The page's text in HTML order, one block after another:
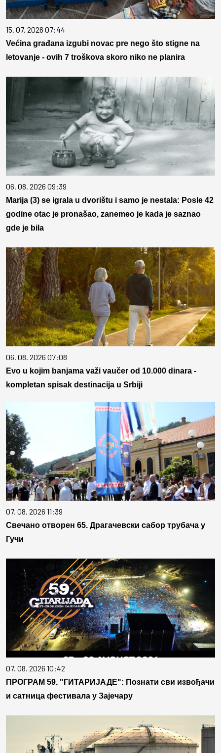
15. 07. 2026 07:44
Većina građana izgubi novac pre nego što stigne na
letovanje - ovih 7 troškova skoro niko ne planira
06. 08. 2026 09:39
Marija (3) se igrala u dvorištu i samo je nestala: Posle 42
godine otac je pronašao, zanemeo je kada je saznao
gde je bila
06. 08. 2026 07:08
Evo u kojim banjama važi vaučer od 10.000 dinara -
kompletan spisak destinacija u Srbiji
07. 08. 2026 11:39
Свечано отворен 65. Драгачевски сабор трубача у
Гучи
07. 08. 2026 10:42
ПРОГРАМ 59. "ГИТАРИЈАДЕ": Познати сви извођачи
и сатница фестивала у Зајечару